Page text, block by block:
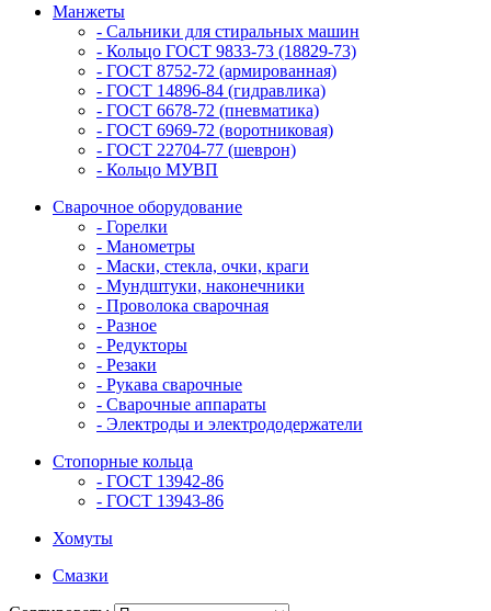
Манжеты
- Сальники для стиральных машин
- Кольцо ГОСТ 9833-73 (18829-73)
- ГОСТ 8752-72 (армированная)
- ГОСТ 14896-84 (гидравлика)
- ГОСТ 6678-72 (пневматика)
- ГОСТ 6969-72 (воротниковая)
- ГОСТ 22704-77 (шеврон)
- Кольцо МУВП
Сварочное оборудование
- Горелки
- Манометры
- Маски, стекла, очки, краги
- Мундштуки, наконечники
- Проволока сварочная
- Разное
- Редукторы
- Резаки
- Рукава сварочные
- Сварочные аппараты
- Электроды и электрододержатели
Стопорные кольца
- ГОСТ 13942-86
- ГОСТ 13943-86
Хомуты
Смазки